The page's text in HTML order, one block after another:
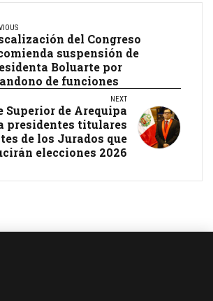
del Congreso
suspensión de
Boluarte por
de funciones
NEXT
Superior de Arequipa
presidentes titulares
de los Jurados que
elecciones 2026